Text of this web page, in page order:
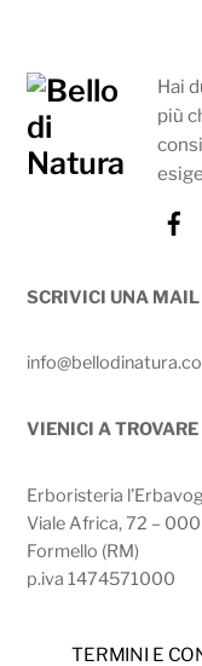
Hai
più
SCRIVICI UNA MAIL
VIENICI A TROVARE
Erboristeria
Viale Africa, 72 –
Formello (RM)
p.iva 1474571000
TERMINI E